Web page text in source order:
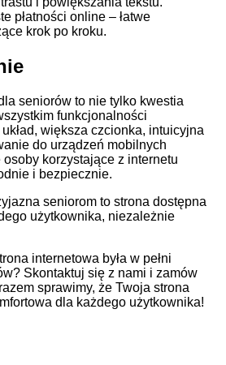
płatności online – łatwe
krok po kroku.
seniorów to nie tylko kwestia
funkcjonalności
większa czcionka, intuicyjna
do urządzeń mobilnych
korzystające z internetu
i bezpiecznie.
seniorom to strona dostępna
użytkownika, niezależnie
internetowa była w pełni
Skontaktuj się z nami i zamów
sprawimy, że Twoja strona
dla każdego użytkownika!